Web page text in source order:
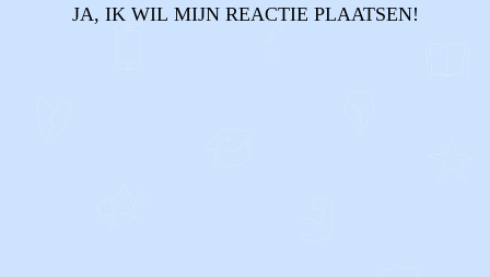
JA, IK WIL MIJN REACTIE PLAATSEN!